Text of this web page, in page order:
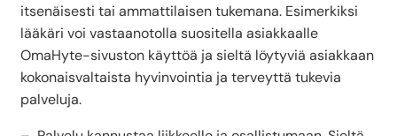
itsenäisesti tai ammattilaisen tukemana. Esimerkiksi
lääkäri voi vastaanotolla suositella asiakkaalle
OmaHyte-sivuston käyttöä ja sieltä löytyviä asiakkaan
kokonaisvaltaista hyvinvointia ja terveyttä tukevia
palveluja.